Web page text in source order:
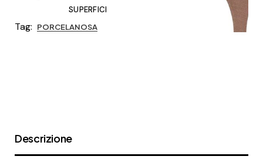
SUPERFICI
Tag: PORCELANOSA
Descrizione